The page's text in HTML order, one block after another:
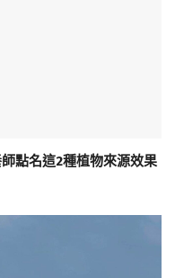
點名這2種植物來源效果